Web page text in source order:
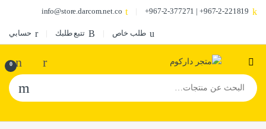
967-2-221819+ | 967-2-377271+
info@store.darcom.net.co
طلب خاص تتبع طلبك حسابي
0
البحث عن: